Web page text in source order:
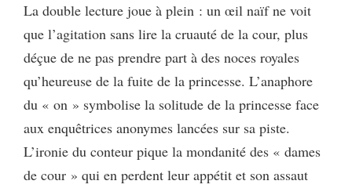
La double lecture joue à plein : un œil naïf ne voit
que l’agitation sans lire la cruauté de la cour, plus
déçue de ne pas prendre part à des noces royales
qu’heureuse de la fuite de la princesse. L’anaphore
du « on » symbolise la solitude de la princesse face
aux enquêtrices anonymes lancées sur sa piste.
L’ironie du conteur pique la mondanité des « dames
de cour » qui en perdent leur appétit et son assaut